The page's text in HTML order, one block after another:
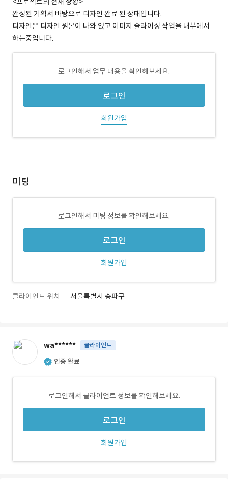
완성된 기획서 바탕으로 디자인 완료 된 상태입니다.
디자인은 디자인 원본이 나와 있고 이미지 슬라이싱 작업을 내부에서
하는중입니다.
로그인해서 업무 내용을 확인해보세요.
로그인
회원가입
미팅
로그인해서 미팅 정보를 확인해보세요.
로그인
회원가입
클라이언트 위치 서울특별시 송파구
wa****** 클라이언트
인증 완료
로그인해서 클라이언트 정보를 확인해보세요.
로그인
회원가입